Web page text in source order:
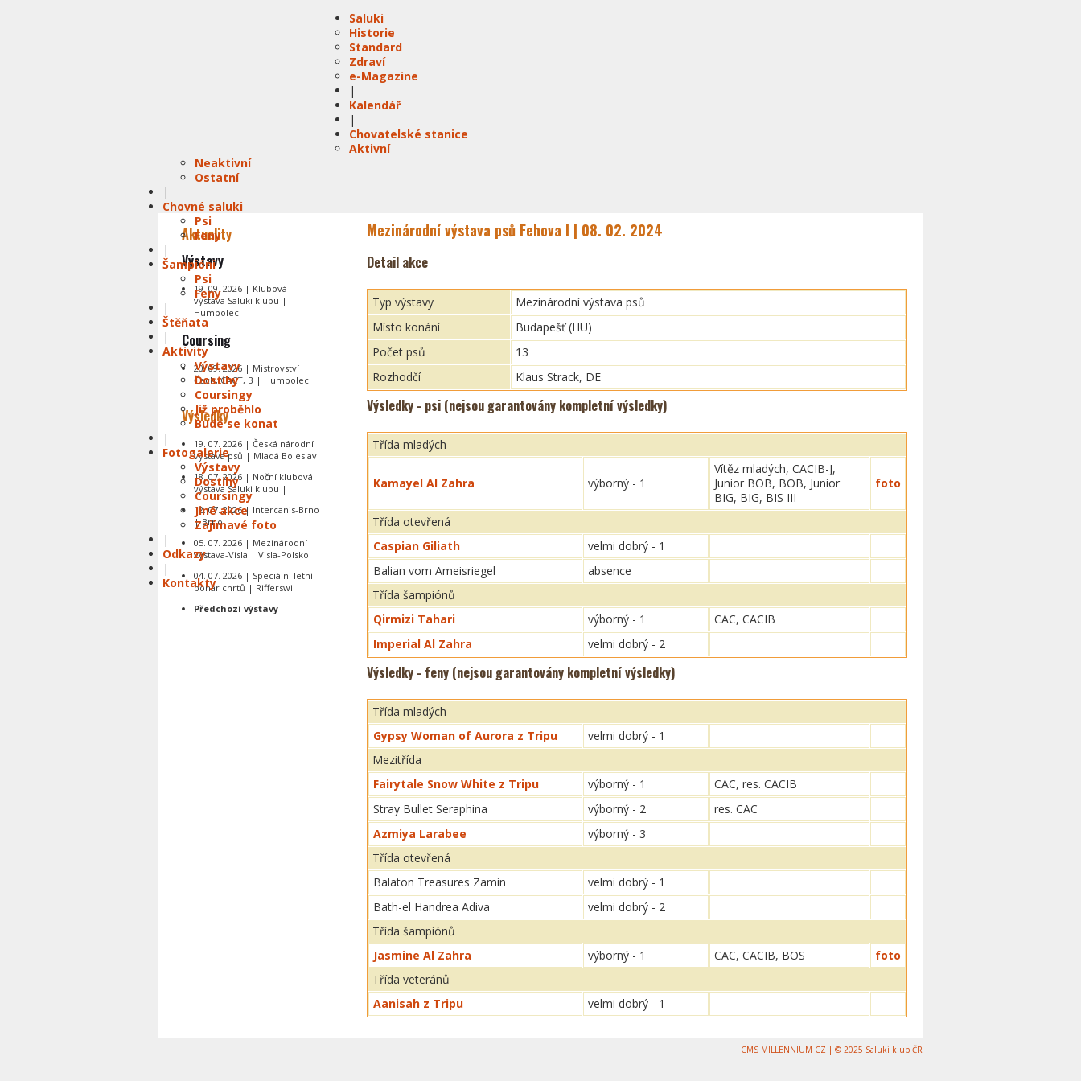
Saluki
Historie
Standard
Zdraví
e-Magazine
|
Kalendář
|
Chovatelské stanice
Aktivní
Neaktivní
Ostatní
|
Chovné saluki
Psi
Feny
|
Šampióni
Psi
Feny
|
Štěňata
|
Aktivity
Výstavy
Dostihy
Coursingy
Již proběhlo
Bude se konat
|
Fotogalerie
Výstavy
Dostihy
Coursingy
Jiné akce
Zajímavé foto
|
Odkazy
|
Kontakty
Mezinárodní výstava psů Fehova I | 08. 02. 2024
Detail akce
Typ výstavy
Mezinárodní výstava psů
Místo konání
Budapešť (HU)
Počet psů
13
Rozhodčí
Klaus Strack, DE
Výsledky - psi (nejsou garantovány kompletní výsledky)
Třída mladých
Kamayel Al Zahra výborný - 1
Vítěz mladých, CACIB-J,
Junior BOB, BOB, Junior
BIG, BIG, BIS III
foto
Třída otevřená
Caspian Giliath
velmi dobrý - 1
Balian vom Ameisriegel
absence
Třída šampiónů
Qirmizi Tahari
výborný - 1
CAC, CACIB
Imperial Al Zahra
velmi dobrý - 2
Výsledky - feny (nejsou garantovány kompletní výsledky)
Třída mladých
Gypsy Woman of Aurora z Tripu
velmi dobrý - 1
Mezitřída
Fairytale Snow White z Tripu
výborný - 1
CAC, res. CACIB
Stray Bullet Seraphina
výborný - 2
res. CAC
Azmiya Larabee
výborný - 3
Třída otevřená
Balaton Treasures Zamin
velmi dobrý - 1
Bath-el Handrea Adiva
velmi dobrý - 2
Třída šampiónů
Jasmine Al Zahra
výborný - 1 CAC, CACIB, BOS
foto
Třída veteránů
Aanisah z Tripu
velmi dobrý - 1
Aktuality
Výstavy
19. 09. 2026 | Klubová
výstava Saluki klubu |
Humpolec
Coursing
20. 09. 2026 | Mistrovství
Čech, CACT, B | Humpolec
Výsledky
19. 07. 2026 | Česká národní
výstava psů | Mladá Boleslav
18. 07. 2026 | Noční klubová
výstava Saluki klubu |
12. 07. 2026 | Intercanis-Brno
| Brno
05. 07. 2026 | Mezinárodní
výstava-Visla | Visla-Polsko
04. 07. 2026 | Speciální letní
pohár chrtů | Rifferswil
Předchozí výstavy
CMS MILLENNIUM CZ | © 2025 Saluki klub ČR